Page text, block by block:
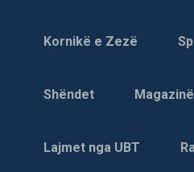
Kornikë e Zezë
Shëndet Magazinë
Lajmet nga UBT